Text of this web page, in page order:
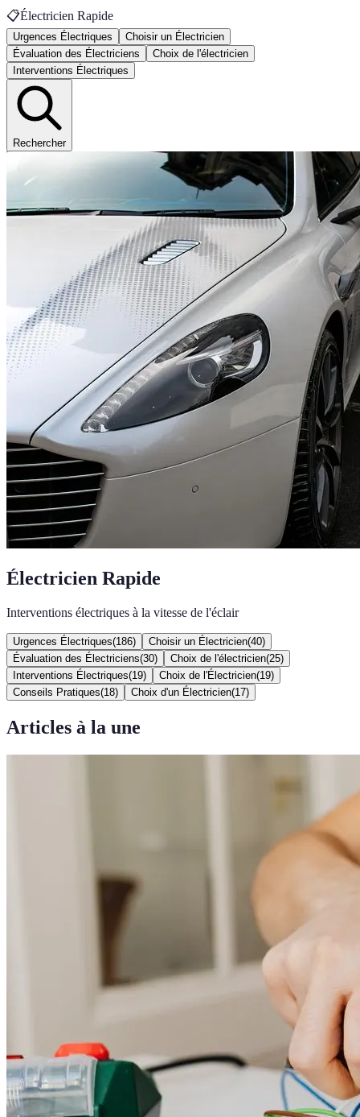
📋Électricien Rapide
Urgences Électriques
Choisir un Électricien
Évaluation des Électriciens
Choix de l'électricien
Interventions Électriques
Rechercher
Électricien Rapide
Interventions électriques à la vitesse de l'éclair
Urgences Électriques(186) Choisir un Électricien(40)
Évaluation des Électriciens(30) Choix de l'électricien(25)
Interventions Électriques(19) Choix de l'Électricien(19)
Conseils Pratiques(18) Choix d'un Électricien(17)
Articles à la une